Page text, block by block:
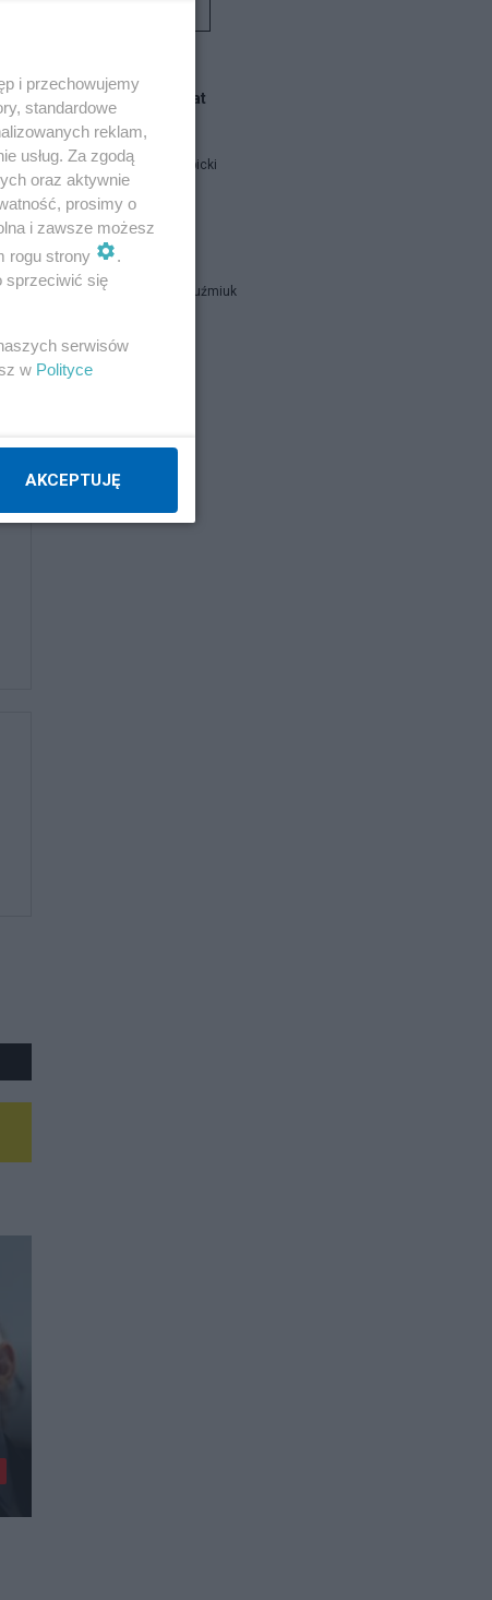
Blogi na ten temat
Jan Filip Libicki
catrw
Zbigniew Kuźmiuk
i przechowujemy
standardowe
reklam,
usług. Za zgodą
oraz aktywnie
prosimy o
i zawsze możesz
rogu strony
.
sprzeciwić się
serwisów
w Polityce
AKCEPTUJĘ